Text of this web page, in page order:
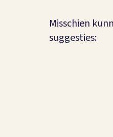
Misschien
suggesties: